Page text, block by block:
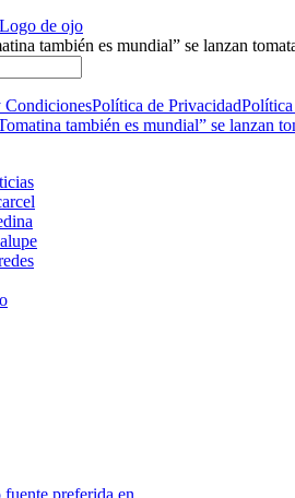
también es mundial” se lanzan
CondicionesPolítica de Privacidad
fuente preferida en